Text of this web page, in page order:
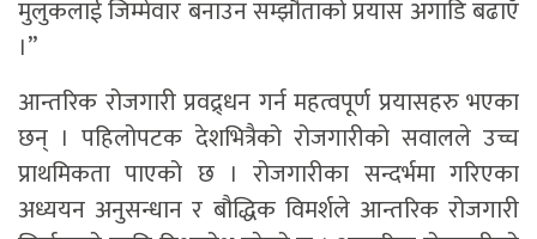
मुलुकलाई जिम्मेवार बनाउन सम्झौताको प्रयास अगाडि बढाएँ
।”
आन्तरिक रोजगारी प्रवद्र्धन गर्न महत्वपूर्ण प्रयासहरु भएका
छन् । पहिलोपटक देशभित्रैको रोजगारीको सवालले उच्च
प्राथमिकता पाएको छ । रोजगारीका सन्दर्भमा गरिएका
अध्ययन अनुसन्धान र बौद्धिक विमर्शले आन्तरिक रोजगारी